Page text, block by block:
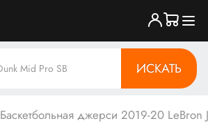
ИСКАТЬ
Баскетбольная джерси 2019-20